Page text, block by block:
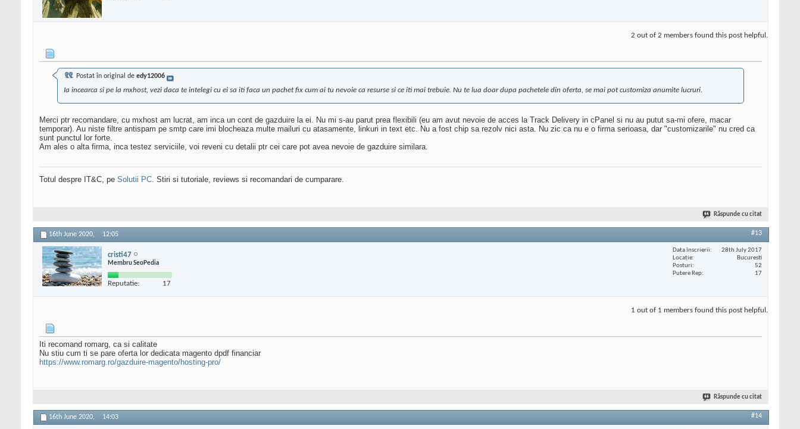
2 out of 2 members found this post helpful.
Postat în original de edy12006
Ia incearca si pe la mxhost, vezi daca te intelegi cu ei sa iti faca un pachet fix cum ai tu nevoie ca resurse si ce iti mai trebuie. Nu te lua doar dupa pachetele din oferta, se mai pot customiza anumite lucruri.
Merci ptr recomandare, cu mxhost am lucrat, am inca un cont de gazduire la ei. Nu mi s-au parut prea flexibili (eu am avut nevoie de acces la Track Delivery in cPanel si nu au putut sa-mi ofere, macar
temporar). Au niste filtre antispam pe smtp care imi blocheaza multe mailuri cu atasamente, linkuri in text etc. Nu a fost chip sa rezolv nici asta. Nu zic ca nu e o firma serioasa, dar "customizarile" nu cred ca
sunt punctul lor forte.
Am ales o alta firma, inca testez serviciile, voi reveni cu detalii ptr cei care pot avea nevoie de gazduire similara.
Totul despre IT&C, pe Solutii PC. Stiri si tutoriale, reviews si recomandari de cumparare.
Răspunde cu citat
16th June 2020, 12:05 #13
cristi47
Membru SeoPedia
Reputatie: 17
Data înscrierii
28th July 2017
Locaţie
Bucuresti
Posturi
52
Putere Rep
17
1 out of 1 members found this post helpful.
Iti recomand romarg, ca si calitate
Nu stiu cum ti se pare oferta lor dedicata magento dpdf financiar
https://www.romarg.ro/gazduire-magento/hosting-pro/
Răspunde cu citat
16th June 2020, 14:03 #14